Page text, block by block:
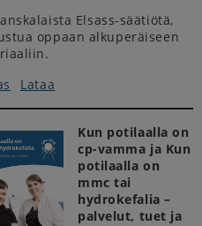
Elsass-säätiötä,
oppaan alkuperäiseen
Lataa
Kun potilaalla on
cp-vamma ja Kun
potilaalla on
mmc tai
hydrokefalia –
palvelut, tuet ja